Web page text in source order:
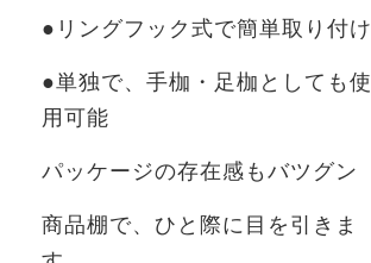
●リングフック式で簡単取り付け
●単独で、手枷・足枷としても使
用可能
パッケージの存在感もバツグン
商品棚で、ひと際に目を引きま